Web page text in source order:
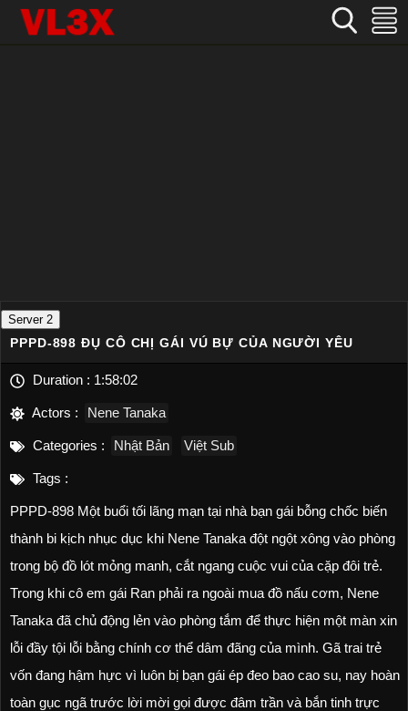
Home Nhật Bản PPPD-898 Đụ cô chị gái vú bự của người yêu
Server 2
PPPD-898 ĐỤ CÔ CHỊ GÁI VÚ BỰ CỦA NGƯỜI YÊU
Duration : 1:58:02
Actors : Nene Tanaka
Categories : Nhật Bản Việt Sub
Tags :
PPPD-898 Một buổi tối lãng mạn tại nhà bạn gái bỗng chốc biến
thành bi kịch nhục dục khi Nene Tanaka đột ngột xông vào phòng
trong bộ đồ lót mỏng manh, cắt ngang cuộc vui của cặp đôi trẻ.
Trong khi cô em gái Ran phải ra ngoài mua đồ nấu cơm, Nene
Tanaka đã chủ động lẻn vào phòng tắm để thực hiện một màn xin
lỗi đầy tội lỗi bằng chính cơ thể dâm đãng của mình. Gã trai trẻ
vốn đang hậm hực vì luôn bị bạn gái ép đeo bao cao su, nay hoàn
toàn gục ngã trước lời mời gọi được đâm trần và bắn tinh trực